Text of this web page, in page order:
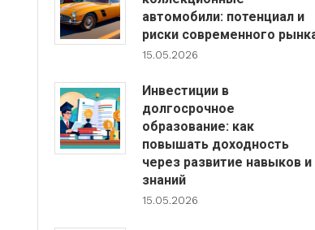
автомобили: потенциал и
риски современного
15.05.2026
Инвестиции в
долгосрочное
образование: как
повышать доходность
через развитие навыков и
знаний
15.05.2026